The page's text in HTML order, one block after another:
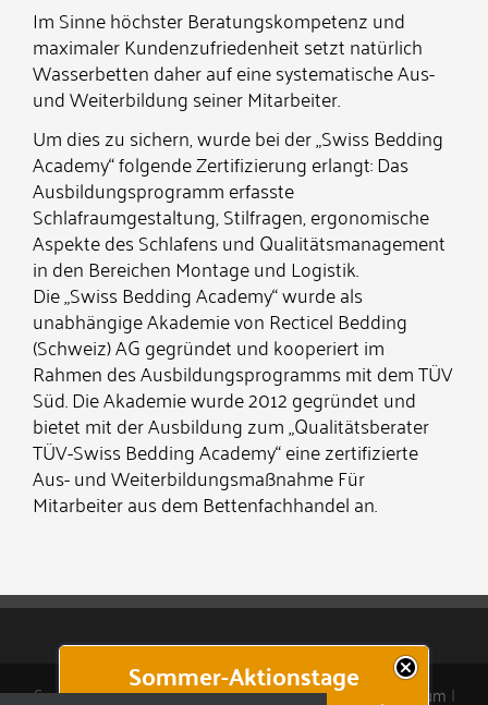
Im Sinne höchster Beratungskompetenz und
maximaler Kundenzufriedenheit setzt natürlich
Wasserbetten daher auf eine systematische Aus-
und Weiterbildung seiner Mitarbeiter.
Um dies zu sichern, wurde bei der „Swiss Bedding
Academy“ folgende Zertifizierung erlangt: Das
Ausbildungsprogramm erfasste
Schlafraumgestaltung, Stilfragen, ergonomische
Aspekte des Schlafens und Qualitätsmanagement
in den Bereichen Montage und Logistik.
Die „Swiss Bedding Academy“ wurde als
unabhängige Akademie von Recticel Bedding
(Schweiz) AG gegründet und kooperiert im
Rahmen des Ausbildungsprogramms mit dem TÜV
Süd. Die Akademie wurde 2012 gegründet und
bietet mit der Ausbildung zum „Qualitätsberater
TÜV-Swiss Bedding Academy“ eine zertifizierte
Aus- und Weiterbildungsmaßnahme Für
Mitarbeiter aus dem Bettenfachhandel an.
Copyright 2024 natürlich Wasserbetten GmbH | Impressum |
Sommer-Aktionstage